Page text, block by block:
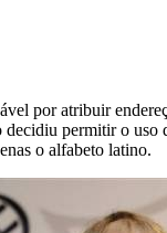
por atribuir
decidiu permitir o uso
o alfabeto latino.